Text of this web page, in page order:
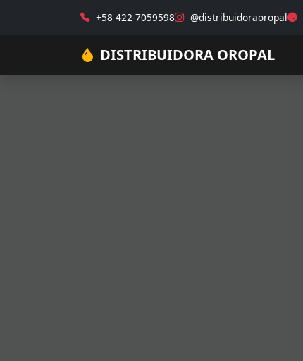
+58 422-7059598 @distribuidoraoropal
DISTRIBUIDORA OROPAL